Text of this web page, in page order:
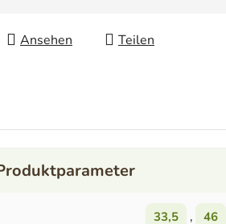
Ansehen Teilen
33,5 , 46